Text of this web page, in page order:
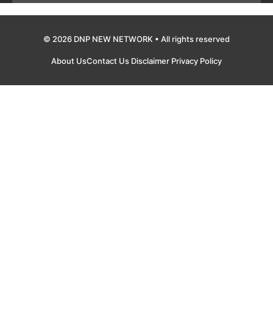
© 2026 DNP NEW NETWORK • All rights reserved
About UsContact Us Disclaimer Privacy Policy